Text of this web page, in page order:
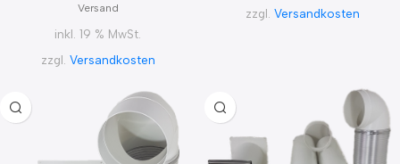
Versand
inkl. 19 % MwSt.
zzgl. Versandkosten
zzgl. Versandkosten